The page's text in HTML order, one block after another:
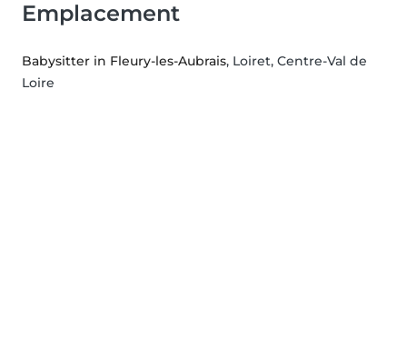
Emplacement
Babysitter in Fleury-les-Aubrais, Loiret, Centre-Val de
Loire